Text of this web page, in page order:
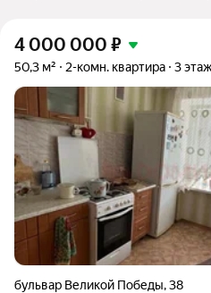
4 000 000 ₽
50,3 м² 2-комн. квартира 3
бульвар Великой Победы,38